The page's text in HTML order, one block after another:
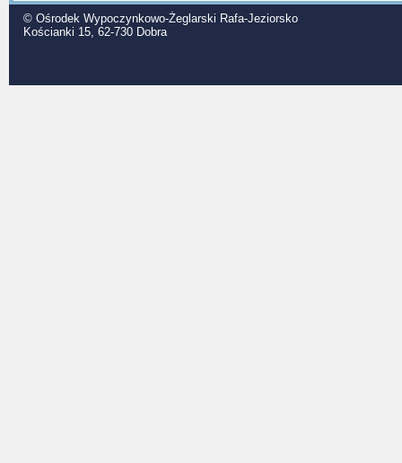
© Ośrodek Wypoczynkowo-Żeglarski Rafa-Jeziorsko
Kościanki 15, 62-730 Dobra